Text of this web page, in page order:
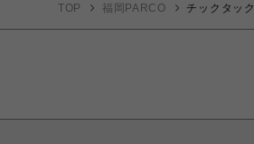
TOP 福岡PARCO チックタック